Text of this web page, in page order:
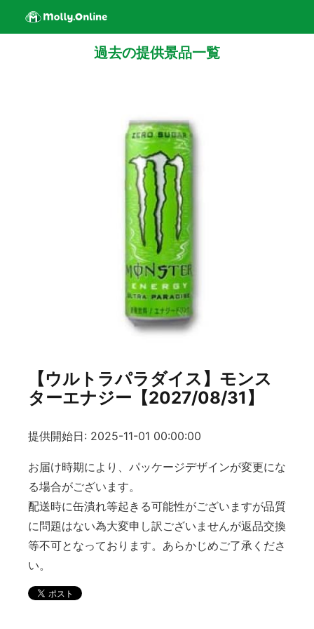
過去の提供景品一覧
【ウルトラパラダイス】モンス
ターエナジー【2027/08/31】
提供開始日: 2025-11-01 00:00:00
お届け時期により、パッケージデザインが変更にな
る場合がございます。
配送時に缶潰れ等起きる可能性がございますが品質
に問題はない為大変申し訳ございませんが返品交換
等不可となっております。あらかじめご了承くださ
い。